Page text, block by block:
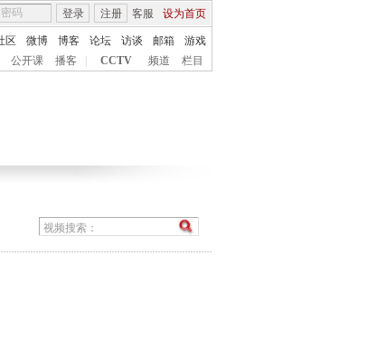
客服 设为首页
登录 注册
区 微博 博客 论坛 访谈 邮箱
游戏
公开课 播客 CCTV 频道 栏目